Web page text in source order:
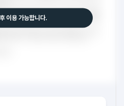
이용 가능합니다.